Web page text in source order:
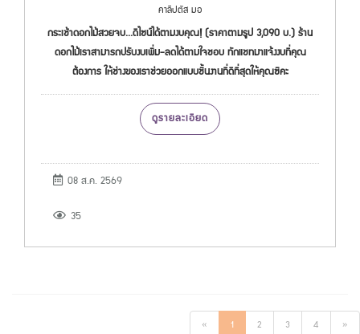
คาลิปตัส มอ
กระเช้าดอกไม้สวยจบ...ดีไซน์ได้ตามงบคุณ! (ราคาตามรูป 3,090 บ.) ร้าน
ดอกไม้เราสามารถปรับงบเพิ่ม-ลดได้ตามใจชอบ ทักแชทมาแจ้งงบที่คุณ
ต้องการ ให้ช่างของเราช่วยออกแบบชิ้นงานที่ดีที่สุดให้คุณซิคะ
ดูรายละเอียด
08 ส.ค. 2569
35
« 1 2 3 4 »